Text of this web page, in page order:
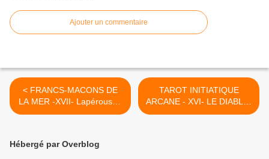
Ajouter un commentaire
< FRANCS-MACONS DE
LA MER -XVII- Lapérouse -
L'ultime Escale...
TAROT INITIATIQUE
ARCANE - XVI- LE DIABLE-
Ayînn. >
Hébergé par Overblog